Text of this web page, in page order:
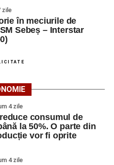
zile
în meciurile de
Sebeș – Interstar
4 zile
consumul de
la 50%. O parte din
vor fi oprite
4 zile